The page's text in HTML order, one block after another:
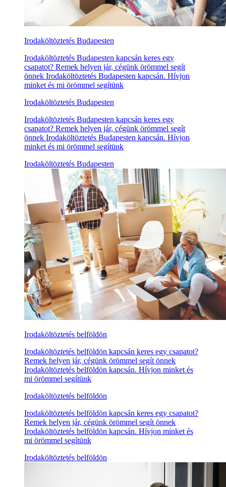
Irodaköltöztetés Budapesten
Irodaköltöztetés Budapesten kapcsán keres egy
csapatot? Remek helyen jár, cégünk örömmel segít
önnek Irodaköltöztetés Budapesten kapcsán. Hívjon
minket és mi örömmel segítünk
Irodaköltöztetés Budapesten
Irodaköltöztetés Budapesten kapcsán keres egy
csapatot? Remek helyen jár, cégünk örömmel segít
önnek Irodaköltöztetés Budapesten kapcsán. Hívjon
minket és mi örömmel segítünk
Irodaköltöztetés Budapesten
Irodaköltöztetés belföldön
Irodaköltöztetés belföldön kapcsán keres egy csapatot?
Remek helyen jár, cégünk örömmel segít önnek
Irodaköltöztetés belföldön kapcsán. Hívjon minket és
mi örömmel segítünk
Irodaköltöztetés belföldön
Irodaköltöztetés belföldön kapcsán keres egy csapatot?
Remek helyen jár, cégünk örömmel segít önnek
Irodaköltöztetés belföldön kapcsán. Hívjon minket és
mi örömmel segítünk
Irodaköltöztetés belföldön